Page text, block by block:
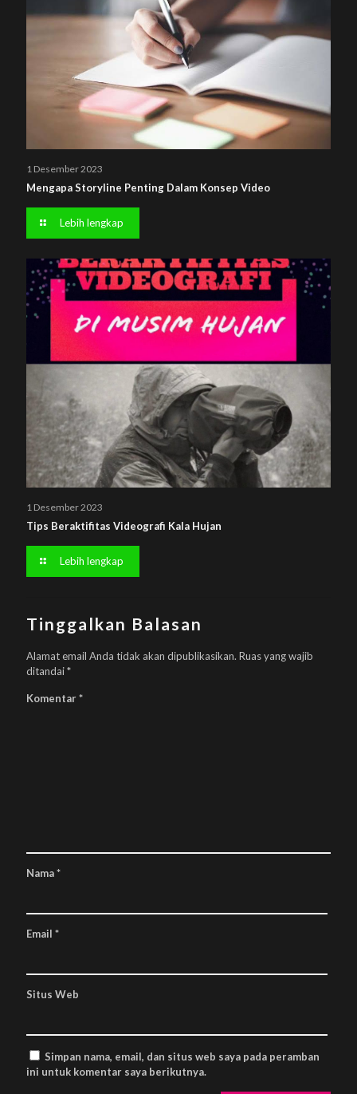
1 Desember 2023
Mengapa Storyline Penting Dalam Konsep Video
Lebih lengkap
1 Desember 2023
Tips Beraktifitas Videografi Kala Hujan
Lebih lengkap
Tinggalkan Balasan
Alamat email Anda tidak akan dipublikasikan. Ruas yang wajib
ditandai*
Komentar*
Nama*
Email *
Situs Web
Simpan nama, email, dan situs web saya pada peramban
ini untuk komentar saya berikutnya.